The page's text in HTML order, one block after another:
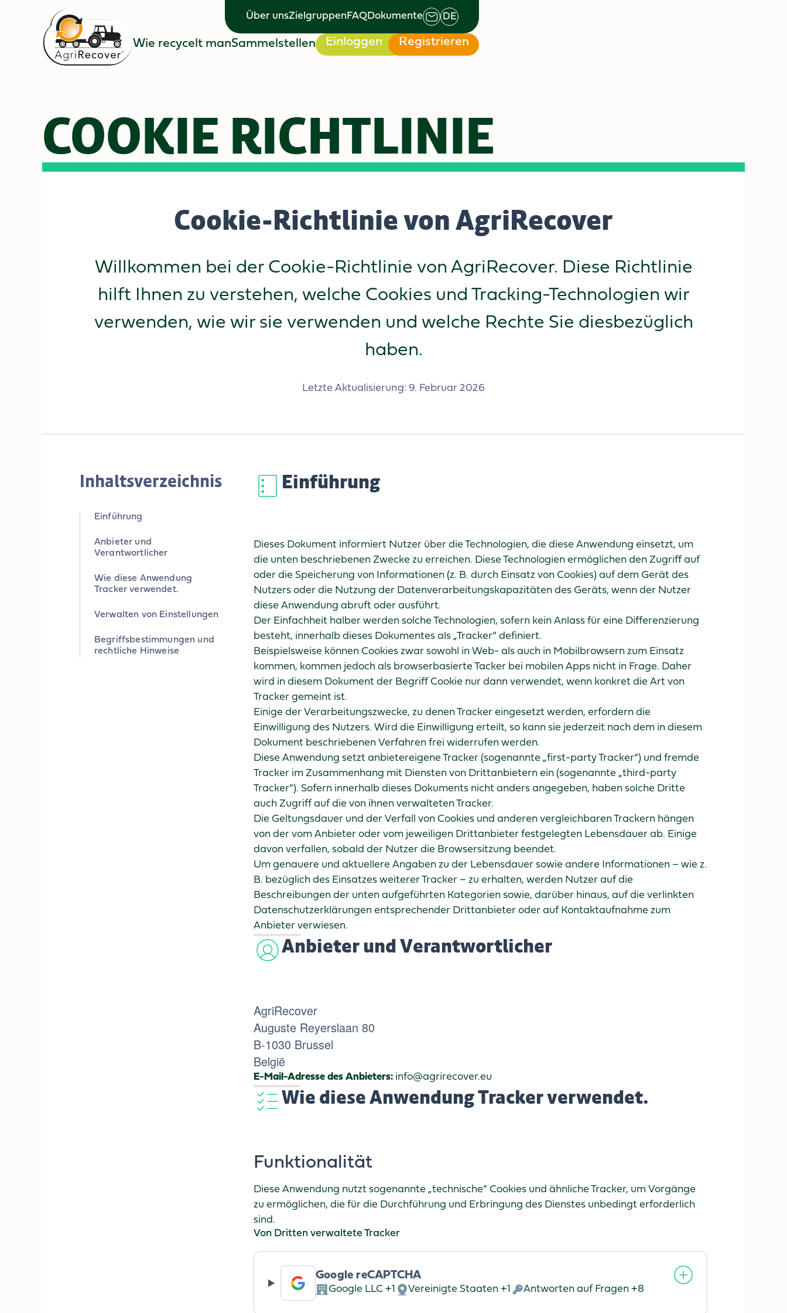
Über unsZielgruppen FAQDokumente
DE
Wie recycelt manSammelstellen
Einloggen
Einloggen
Registrieren
Registrieren
COOKIE RICHTLINIE
Cookie-Richtlinie von AgriRecover
Willkommen bei der Cookie-Richtlinie von AgriRecover. Diese Richtlinie
hilft Ihnen zu verstehen, welche Cookies und Tracking-Technologien wir
verwenden, wie wir sie verwenden und welche Rechte Sie diesbezüglich
haben.
Letzte Aktualisierung: 9. Februar 2026
Inhaltsverzeichnis
Einführung
Anbieter und
Verantwortlicher
Wie diese Anwendung
Tracker verwendet.
Verwalten von Einstellungen
Begriffsbestimmungen und
rechtliche Hinweise
Einführung
Dieses Dokument informiert Nutzer über die Technologien, die diese Anwendung einsetzt, um
die unten beschriebenen Zwecke zu erreichen. Diese Technologien ermöglichen den Zugriff auf
oder die Speicherung von Informationen (z. B. durch Einsatz von Cookies) auf dem Gerät des
Nutzers oder die Nutzung der Datenverarbeitungskapazitäten des Geräts, wenn der Nutzer
diese Anwendung abruft oder ausführt.
Der Einfachheit halber werden solche Technologien, sofern kein Anlass für eine Differenzierung
besteht, innerhalb dieses Dokumentes als „Tracker“ definiert.
Beispielsweise können Cookies zwar sowohl in Web- als auch in Mobilbrowsern zum Einsatz
kommen, kommen jedoch als browserbasierte Tacker bei mobilen Apps nicht in Frage. Daher
wird in diesem Dokument der Begriff Cookie nur dann verwendet, wenn konkret die Art von
Tracker gemeint ist.
Einige der Verarbeitungszwecke, zu denen Tracker eingesetzt werden, erfordern die
Einwilligung des Nutzers. Wird die Einwilligung erteilt, so kann sie jederzeit nach dem in diesem
Dokument beschriebenen Verfahren frei widerrufen werden.
Diese Anwendung setzt anbietereigene Tracker (sogenannte „first-party Tracker“) und fremde
Tracker im Zusammenhang mit Diensten von Drittanbietern ein (sogenannte „third-party
Tracker“). Sofern innerhalb dieses Dokuments nicht anders angegeben, haben solche Dritte
auch Zugriff auf die von ihnen verwalteten Tracker.
Die Geltungsdauer und der Verfall von Cookies und anderen vergleichbaren Trackern hängen
von der vom Anbieter oder vom jeweiligen Drittanbieter festgelegten Lebensdauer ab. Einige
davon verfallen, sobald der Nutzer die Browsersitzung beendet.
Um genauere und aktuellere Angaben zu der Lebensdauer sowie andere Informationen – wie z.
B. bezüglich des Einsatzes weiterer Tracker – zu erhalten, werden Nutzer auf die
Beschreibungen der unten aufgeführten Kategorien sowie, darüber hinaus, auf die verlinkten
Datenschutzerklärungen entsprechender Drittanbieter oder auf Kontaktaufnahme zum
Anbieter verwiesen.
Anbieter und Verantwortlicher
AgriRecover
Auguste Reyerslaan 80
B-1030 Brussel
België
E-Mail-Adresse des Anbieters:info@agrirecover.eu
Wie diese Anwendung Tracker verwendet.
Funktionalität
Diese Anwendung nutzt sogenannte „technische“ Cookies und ähnliche Tracker, um Vorgänge
zu ermöglichen, die für die Durchführung und Erbringung des Dienstes unbedingt erforderlich
sind.
Von Dritten verwaltete Tracker
Google reCAPTCHA
Firma:
Google LLC +1
Verarbeitungsort:
Vereinigte Staaten +1
Verarbeitete
Antworten auf Fragen +8